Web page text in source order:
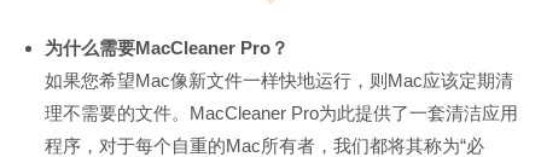
为什么需要MacCleaner Pro？
如果您希望Mac像新文件一样快地运行，则Mac应该定期清
理不需要的文件。MacCleaner Pro为此提供了一套清洁应用
程序，对于每个自重的Mac所有者，我们都将其称为“必